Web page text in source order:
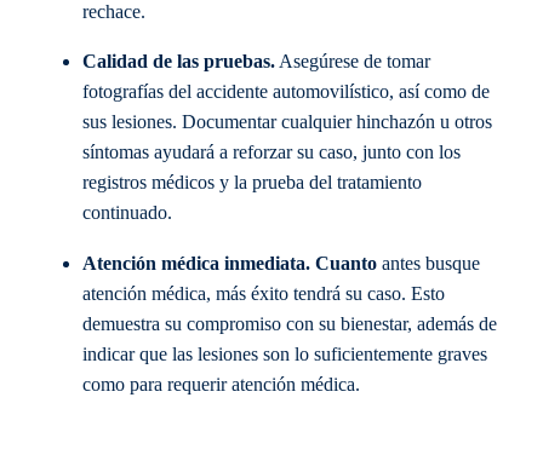
rechace.
Calidad de las pruebas.Asegúrese de tomar
fotografías del accidente automovilístico, así como de
sus lesiones. Documentar cualquier hinchazón u otros
síntomas ayudará a reforzar su caso, junto con los
registros médicos y la prueba del tratamiento
continuado.
Atención médica inmediata. Cuanto antes busque
atención médica, más éxito tendrá su caso. Esto
demuestra su compromiso con su bienestar, además de
indicar que las lesiones son lo suficientemente graves
como para requerir atención médica.